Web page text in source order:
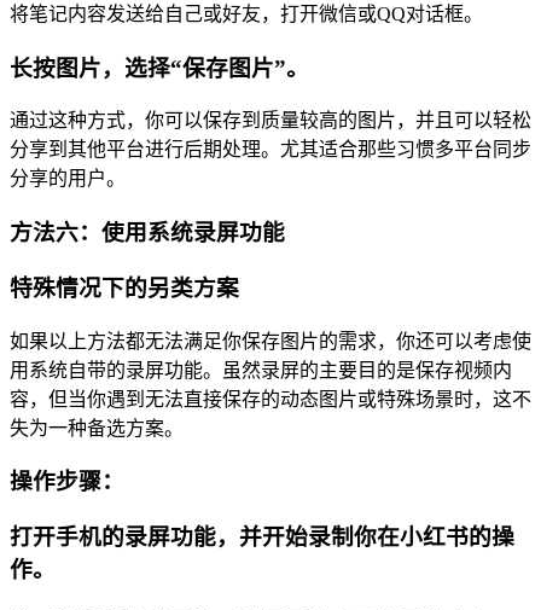
将笔记内容发送给自己或好友，打开微信或QQ对话框。
长按图片，选择“保存图片”。
通过这种方式，你可以保存到质量较高的图片，并且可以轻松
分享到其他平台进行后期处理。尤其适合那些习惯多平台同步
分享的用户。
方法六：使用系统录屏功能
特殊情况下的另类方案
如果以上方法都无法满足你保存图片的需求，你还可以考虑使
用系统自带的录屏功能。虽然录屏的主要目的是保存视频内
容，但当你遇到无法直接保存的动态图片或特殊场景时，这不
失为一种备选方案。
操作步骤：
打开手机的录屏功能，并开始录制你在小红书的操
作。